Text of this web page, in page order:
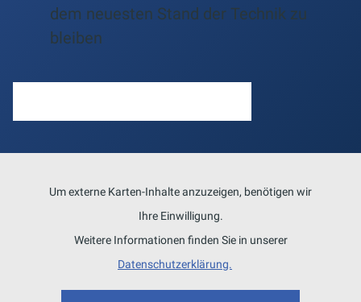
dem neuesten Stand der Technik zu
bleiben
Um externe Karten-Inhalte anzuzeigen, benötigen wir
Ihre Einwilligung.
Weitere Informationen finden Sie in unserer
Datenschutzerklärung.